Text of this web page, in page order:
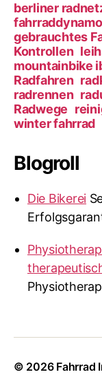
berliner
fahrraddynamo
gebrauchtes
Kontrollen
mountainbike
Radfahren
radrennen
Radwege
winter fahrrad
Blogroll
Die Bikerei
© 2026 Fahrrad